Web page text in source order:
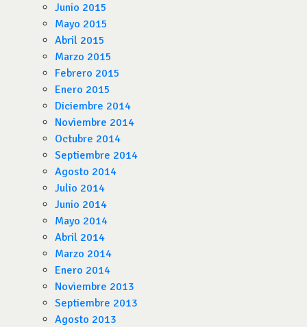
Junio 2015
Mayo 2015
Abril 2015
Marzo 2015
Febrero 2015
Enero 2015
Diciembre 2014
Noviembre 2014
Octubre 2014
Septiembre 2014
Agosto 2014
Julio 2014
Junio 2014
Mayo 2014
Abril 2014
Marzo 2014
Enero 2014
Noviembre 2013
Septiembre 2013
Agosto 2013